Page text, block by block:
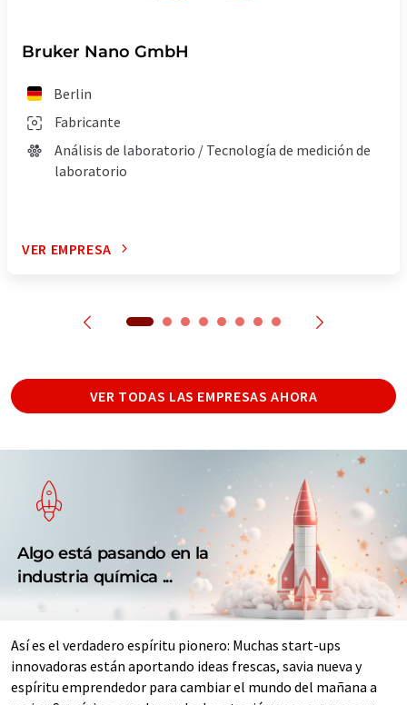
Bruker Nano GmbH
Berlin
Fabricante
Análisis de laboratorio / Tecnología de medición de
laboratorio
VER EMPRESA
VER TODAS LAS EMPRESAS AHORA
Algo está pasando en la
industria química ...
Así es el verdadero espíritu pionero: Muchas start-ups
innovadoras están aportando ideas frescas, savia nueva y
espíritu emprendedor para cambiar el mundo del mañana a